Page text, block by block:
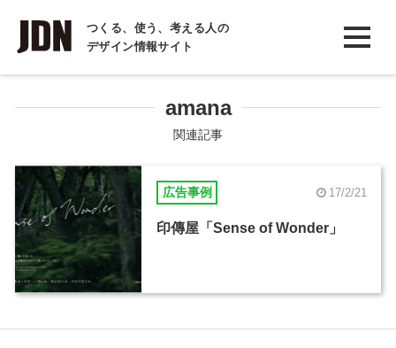
つくる、使う、考える人の
デザイン情報サイト
INTERVIEW
インタビュー
COLUMN
コラム
amana
関連記事
広告事例 17/2/21
印傳屋「Sense of Wonder」